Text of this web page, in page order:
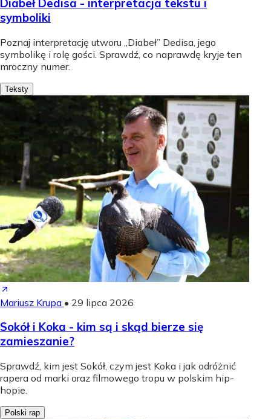
Diabeł Dedisa - interpretacja tekstu i
symboliki
Poznaj interpretację utworu „Diabeł” Dedisa, jego
symbolikę i rolę gości. Sprawdź, co naprawdę kryje ten
mroczny numer.
Teksty
Mariusz Krupa • 29 lipca 2026
Sokół i Koka - kim są i skąd bierze się
zamieszanie?
Sprawdź, kim jest Sokół, czym jest Koka i jak odróżnić
rapera od marki oraz filmowego tropu w polskim hip-
hopie.
Polski rap